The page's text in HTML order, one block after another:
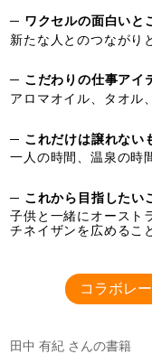
─ ワクセルの面白いと
新たな人とのつながり
─ こだわりの仕事アイ
アロマオイル、タオル
─ これだけは譲れない
一人の時間、温泉の時
─ これから目指したい
子供と一緒にオースト
チネイザンを広めるこ
コラボレ
田中 有紀 さんの書籍